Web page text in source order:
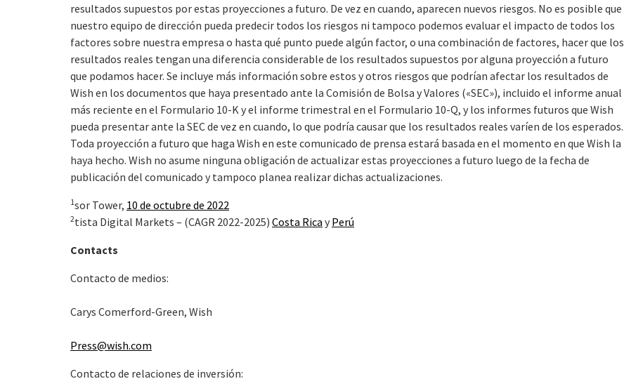
resultados supuestos por estas proyecciones a futuro. De vez en cuando, aparecen nuevos riesgos. No es posible que
nuestro equipo de dirección pueda predecir todos los riesgos ni tampoco podemos evaluar el impacto de todos los
factores sobre nuestra empresa o hasta qué punto puede algún factor, o una combinación de factores, hacer que los
resultados reales tengan una diferencia considerable de los resultados supuestos por alguna proyección a futuro
que podamos hacer. Se incluye más información sobre estos y otros riesgos que podrían afectar los resultados de
Wish en los documentos que haya presentado ante la Comisión de Bolsa y Valores («SEC»), incluido el informe anual
más reciente en el Formulario 10-K y el informe trimestral en el Formulario 10-Q, y los informes futuros que Wish
pueda presentar ante la SEC de vez en cuando, lo que podría causar que los resultados reales varíen de los esperados.
Toda proyección a futuro que haga Wish en este comunicado de prensa estará basada en el momento en que Wish la
haya hecho. Wish no asume ninguna obligación de actualizar estas proyecciones a futuro luego de la fecha de
publicación del comunicado y tampoco planea realizar dichas actualizaciones.
1sor Tower, 10 de octubre de 2022
2tista Digital Markets – (CAGR 2022-2025) Costa Rica y Perú
Contacts
Contacto de medios:
Carys Comerford-Green, Wish
Press@wish.com
Contacto de relaciones de inversión: